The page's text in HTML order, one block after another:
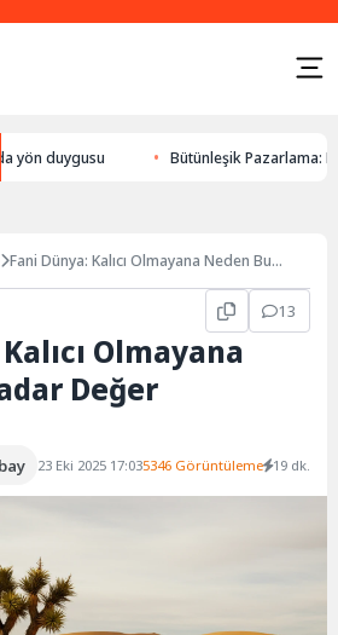
Bütünleşik Pazarlama: Markalarla
Fani Dünya: Kalıcı Olmayana Neden Bu
13
Olmayana
Değer
23 Eki 2025 17:035346 Görüntüleme 19 dk.